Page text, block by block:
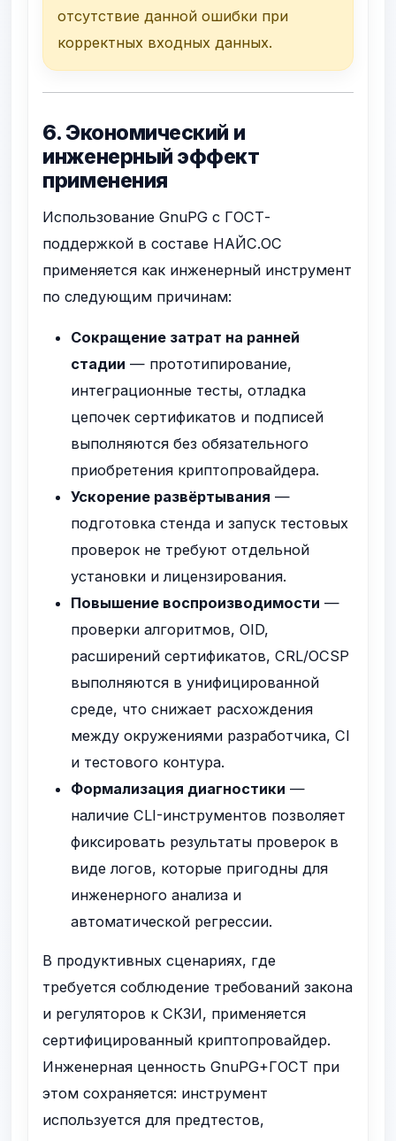
отсутствие данной ошибки при
корректных входных данных.
6. Экономический и
инженерный эффект
применения
Использование GnuPG с ГОСТ-
поддержкой в составе НАЙС.ОС
применяется как инженерный инструмент
по следующим причинам:
Сокращение затрат на ранней
стадии — прототипирование,
интеграционные тесты, отладка
цепочек сертификатов и подписей
выполняются без обязательного
приобретения криптопровайдера.
Ускорение развёртывания —
подготовка стенда и запуск тестовых
проверок не требуют отдельной
установки и лицензирования.
Повышение воспроизводимости —
проверки алгоритмов, OID,
расширений сертификатов, CRL/OCSP
выполняются в унифицированной
среде, что снижает расхождения
между окружениями разработчика, CI
и тестового контура.
Формализация диагностики —
наличие CLI-инструментов позволяет
фиксировать результаты проверок в
виде логов, которые пригодны для
инженерного анализа и
автоматической регрессии.
В продуктивных сценариях, где
требуется соблюдение требований закона
и регуляторов к СКЗИ, применяется
сертифицированный криптопровайдер.
Инженерная ценность GnuPG+ГОСТ при
этом сохраняется: инструмент
используется для предтестов,